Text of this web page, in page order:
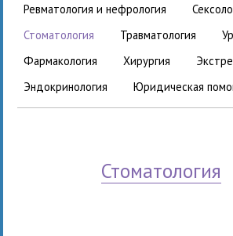
ревматология и нефрология
стоматология
травматология
фармакология
хирургия
эндокринология
юридическая
стоматология